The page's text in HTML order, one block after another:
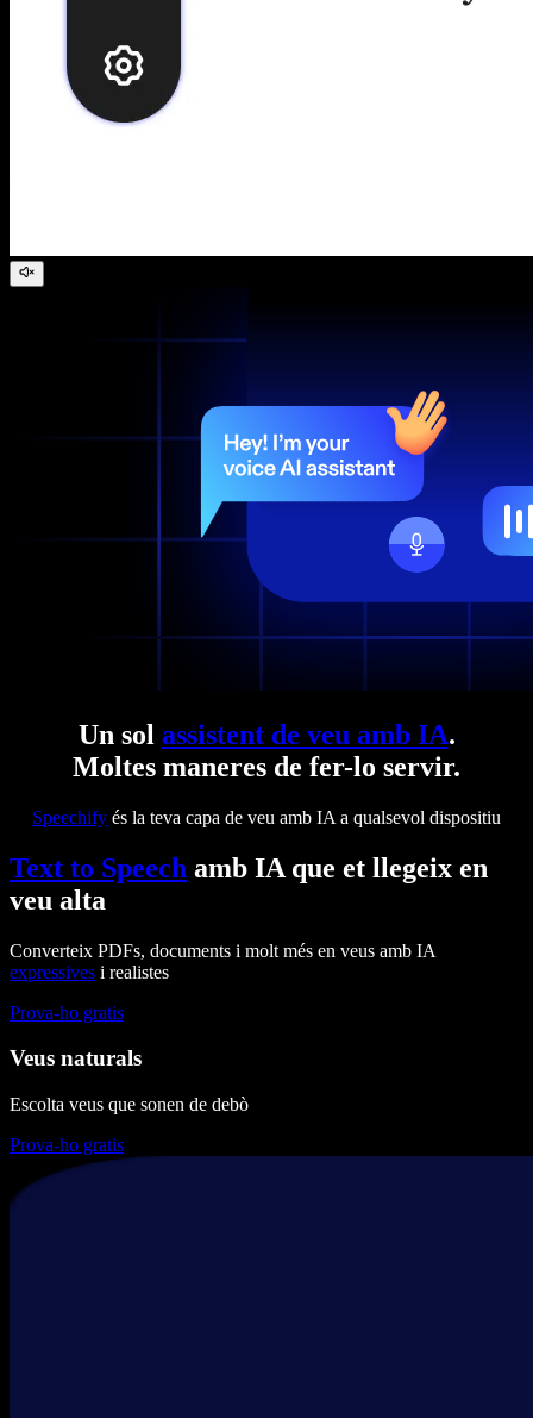
Un sol assistent de veu amb IA.
Moltes maneres de fer-lo servir.
Speechify és la teva capa de veu amb IA a qualsevol dispositiu
Text to Speech amb IA que et llegeix en
veu alta
Converteix PDFs, documents i molt més en veus amb IA
expressives i realistes
Prova-ho gratis
Veus naturals
Escolta veus que sonen de debò
Prova-ho gratis